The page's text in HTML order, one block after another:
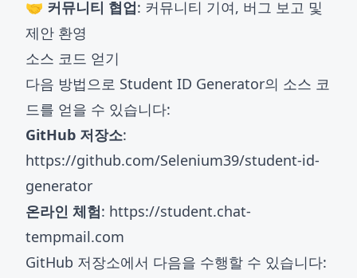
🤝 커뮤니티 협업: 커뮤니티 기여, 버그 보고 및
제안 환영
소스 코드 얻기
다음 방법으로 Student ID Generator의 소스 코
드를 얻을 수 있습니다:
GitHub 저장소:
https://github.com/Selenium39/student-id-
generator
온라인 체험: https://student.chat-
tempmail.com
GitHub 저장소에서 다음을 수행할 수 있습니다: